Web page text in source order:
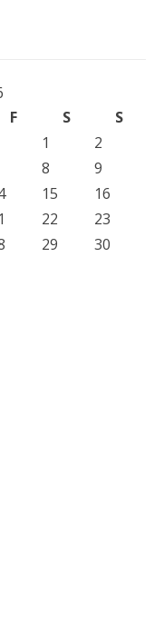
F S
S
1
2
8
9
15
16
22
23
29
30